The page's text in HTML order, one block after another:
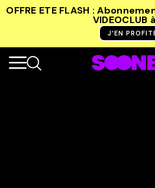
OFFRE ETE FLASH :
VIDEOCLUB
J’EN